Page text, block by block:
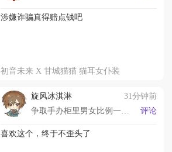
涉嫌诈骗真得赔点钱吧
初音未来 X 甘城猫猫 猫耳女仆装
旋风冰淇淋
31分钟前
争取手办柜里男女比例一比一
评论
喜欢这个，终于不歪头了